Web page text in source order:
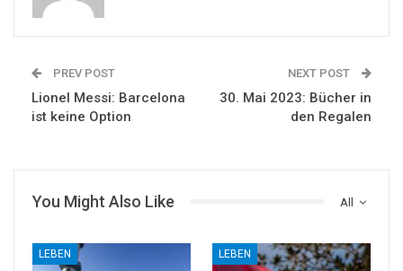
PREV POST
Lionel Messi: Barcelona
ist keine Option
NEXT POST
30. Mai 2023: Bücher in
den Regalen
All
You Might Also Like
LEBEN LEBEN